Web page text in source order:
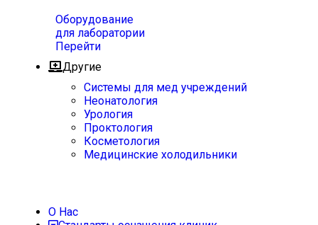
Оборудование
для лаборатории
Перейти
Другие
Системы для мед учреждений
Неонатология
Урология
Проктология
Косметология
Медицинские холодильники
О Нас